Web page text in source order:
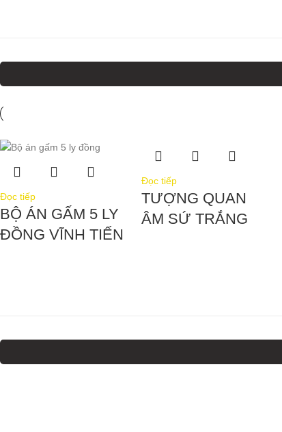
Đọc tiếp
BỘ ÁN GẤM 5 LY
ĐỒNG VĨNH TIẾN
Đọc tiếp
TƯỢNG QUAN
ÂM SỨ TRẮNG